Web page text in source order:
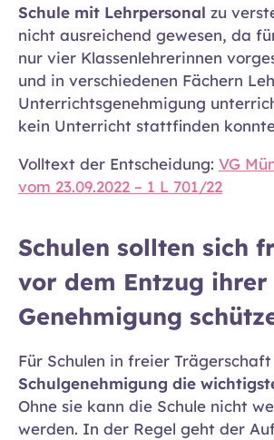
Schule mit Lehrpersonal zu
nicht ausreichend gewesen, da
nur vier Klassenlehrerinnen
und in verschiedenen Fächern
Unterrichtsgenehmigung
kein Unterricht stattfinden
Volltext der Entscheidung: VG
vom 23.09.2022 – 1 L 701/22
Schulen sollten sich
vor dem Entzug ihrer
Genehmigung
Für Schulen in freier
Schulgenehmigung die
Ohne sie kann die Schule nicht
werden. In der Regel geht der